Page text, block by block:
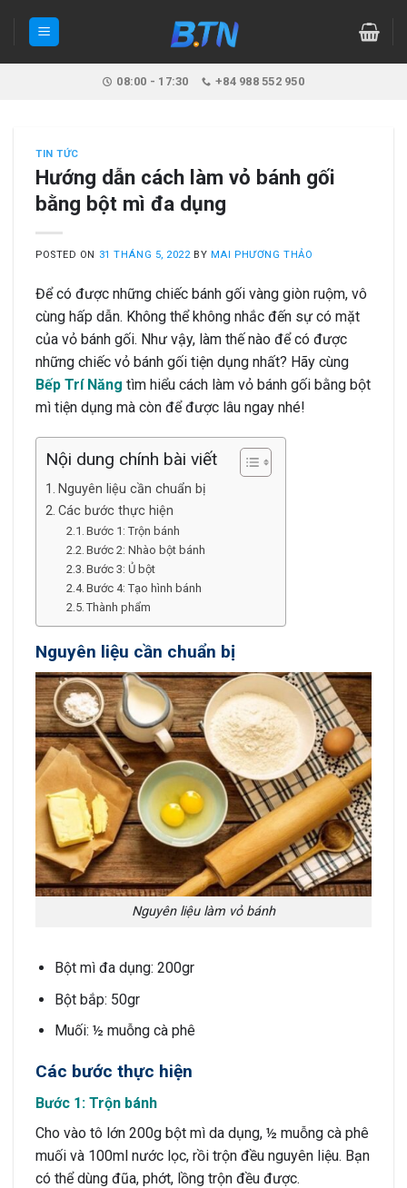
08:00 - 17:30 +84 988 552 950
TIN TỨC
Hướng dẫn cách làm vỏ bánh gối
bằng bột mì đa dụng
POSTED ON 31 THÁNG 5, 2022 BY MAI PHƯƠNG THẢO
Để có được những chiếc bánh gối vàng giòn ruộm, vô
cùng hấp dẫn. Không thể không nhắc đến sự có mặt
của vỏ bánh gối. Như vậy, làm thế nào để có được
những chiếc vỏ bánh gối tiện dụng nhất? Hãy cùng
Bếp Trí Năng tìm hiểu cách làm vỏ bánh gối bằng bột
mì tiện dụng mà còn để được lâu ngay nhé!
Nội dung chính bài viết
Nguyên liệu cần chuẩn bị
Các bước thực hiện
Bước 1: Trộn bánh
Bước 2: Nhào bột bánh
Bước 3: Ủ bột
Bước 4: Tạo hình bánh
Thành phẩm
Nguyên liệu cần chuẩn bị
Nguyên liệu làm vỏ bánh
Bột mì đa dụng: 200gr
Bột bắp: 50gr
Muối: ½ muỗng cà phê
Các bước thực hiện
Bước 1: Trộn bánh
Cho vào tô lớn 200g bột mì da dụng, ½ muỗng cà phê
muối và 100ml nước lọc, rồi trộn đều nguyên liệu. Bạn
có thể dùng đũa, phớt, lồng trộn đều được.